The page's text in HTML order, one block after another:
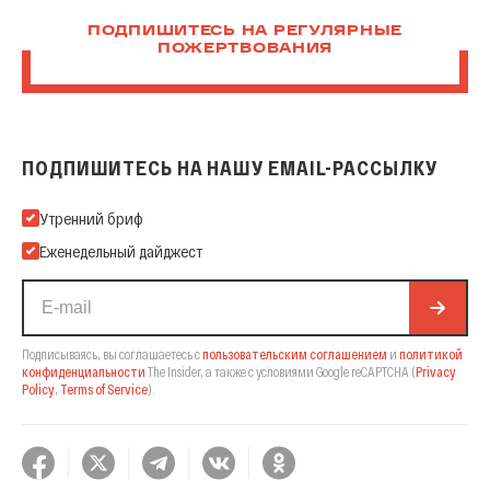
ПОДПИШИТЕСЬ НА РЕГУЛЯРНЫЕ
ПОЖЕРТВОВАНИЯ
ПОДПИШИТЕСЬ НА НАШУ EMAIL-РАССЫЛКУ
Подпишитесь на нашу Email-рассылку
Утренний бриф
Еженедельный дайджест
Подписываясь, вы соглашаетесь спользовательским соглашением и политикой
конфиденциальности The Insider, а также с условиями Google reCAPTCHA (Privacy
Policy, Terms of Service).